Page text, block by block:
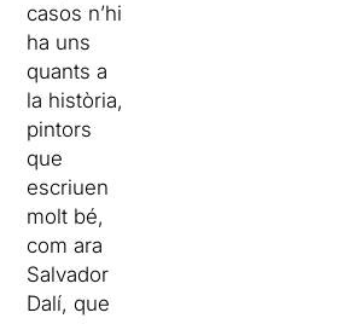
casos n’hi
ha uns
quants a
la història,
pintors
que
escriuen
molt bé,
com ara
Salvador
Dalí, que